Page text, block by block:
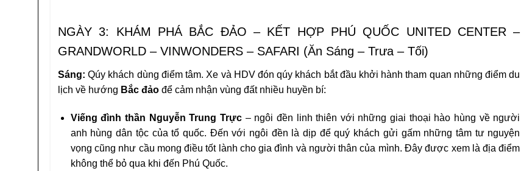
NGÀY 3: KHÁM PHÁ BẮC ĐẢO – KẾT HỢP PHÚ QUỐC UNITED CENTER –
GRANDWORLD – VINWONDERS – SAFARI (Ăn Sáng – Trưa – Tối)
Sáng: Qúy khách dùng điểm tâm. Xe và HDV đón qúy khách bắt đầu khởi hành tham quan những điểm du
lịch về hướng Bắc đảo để cảm nhận vùng đất nhiều huyền bí:
Viếng đình thần Nguyễn Trung Trực – ngôi đền linh thiên với những giai thoại hào hùng về người
anh hùng dân tộc của tổ quốc. Đến với ngôi đền là dịp để quý khách gửi gấm những tâm tư nguyện
vọng cũng như cầu mong điều tốt lành cho gia đình và người thân của mình. Đây được xem là địa điểm
không thể bỏ qua khi đến Phú Quốc.